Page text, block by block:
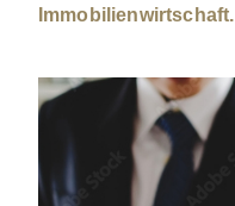
Immobilienwirtschaft.